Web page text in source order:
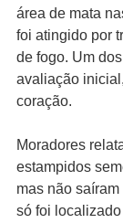
área de mata
foi atingido por
de fogo. Um
avaliação
coração.
Moradores
estampidos
mas não
só foi